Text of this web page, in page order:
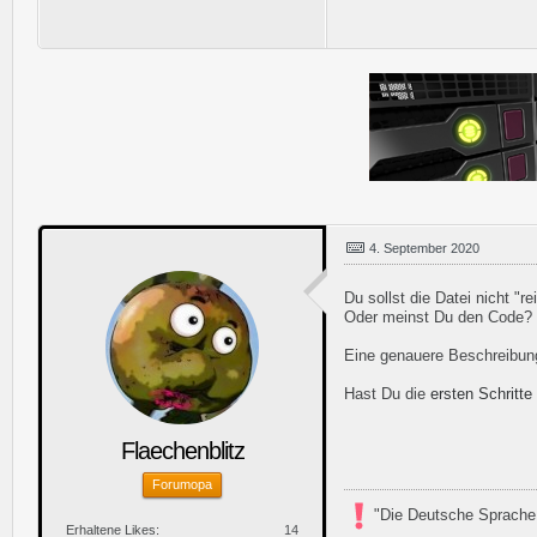
Flaechenblitz
Forumopa
Erhaltene Likes 14
4. September 2020
Du sollst die Datei nicht
Oder meinst Du den Code?
Eine genauere
Hast Du die ersten
"Die Deutsche